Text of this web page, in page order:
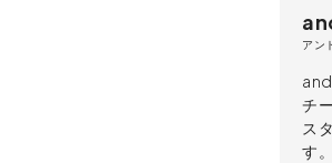
アン
チ
ス
す。